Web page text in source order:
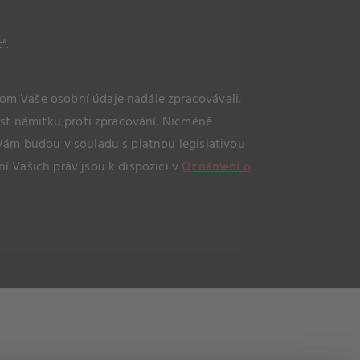
Vaše osobní údaje nadále zpracovávali.
námitku proti zpracování. Nicméně
budou v souladu s platnou legislativou
Vašich práv jsou k dispozici vOznámení o